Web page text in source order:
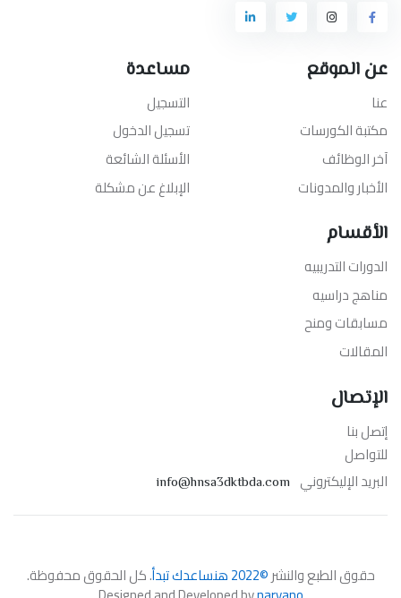
عن الموقع
عنا
مكتبة الكورسات
آخر الوظائف
الأخبار والمدونات
مساعدة
التسجيل
تسجيل الدخول
الأسئلة الشائعة
الإبلاغ عن مشكلة
الأقسام
الدورات التدريبيه
مناهج دراسيه
مسابقات ومنح
المقالات
الإتصال
إتصل بنا
للتواصل
البريد الإليكتروني info@hnsa3dktbda.com
حقوق الطبع والنشر©2022 هنساعدك تبدأ . كل الحقوق محفوظة.